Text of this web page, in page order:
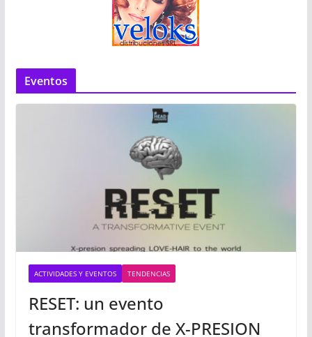
Eventos
ACTIVIDADES Y EVENTOS TENDENCIAS
RESET: un evento
transformador de X-PRESION